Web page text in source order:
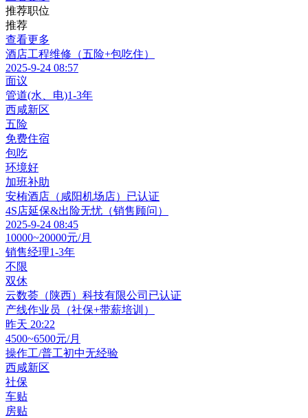
推荐职位
推荐
查看更多
酒店工程维修（五险+包吃住）
2025-9-24 08:57
面议
管道(水、电)1-3年
西咸新区
五险
免费住宿
包吃
环境好
加班补助
安栯酒店（咸阳机场店） 已认证
4S店延保&出险无忧（销售顾问）
2025-9-24 08:45
10000~20000元/月
销售经理1-3年
不限
双休
云数荟（陕西）科技有限公司 已认证
产线作业员（社保+带薪培训）
昨天 20:22
4500~6500元/月
操作工/普工初中无经验
西咸新区
社保
车贴
房贴